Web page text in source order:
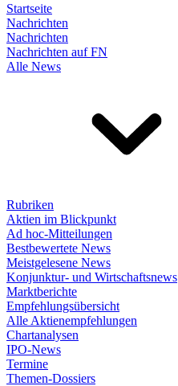
Startseite
Nachrichten
Nachrichten
Nachrichten auf FN
Alle News
Rubriken
Aktien im Blickpunkt
Ad hoc-Mitteilungen
Bestbewertete News
Meistgelesene News
Konjunktur- und Wirtschaftsnews
Marktberichte
Empfehlungsübersicht
Alle Aktienempfehlungen
Chartanalysen
IPO-News
Termine
Themen-Dossiers